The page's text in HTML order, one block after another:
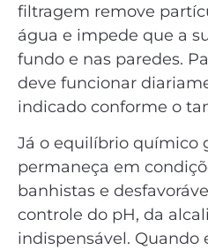
filtragem remove
água e impede que a
fundo e nas paredes.
deve funcionar
indicado conforme o
Já o equilíbrio químico
permaneça em
banhistas e
controle do pH, da
indispensável. Quando